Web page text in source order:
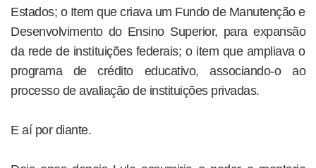
Estados; o Item que criava um Fundo de Manutenção e
Desenvolvimento do Ensino Superior, para expansão
da rede de instituições federais; o item que ampliava o
programa de crédito educativo, associando-o ao
processo de avaliação de instituições privadas.
E aí por diante.